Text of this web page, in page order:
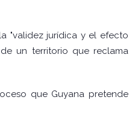
"validez jurídica y el efecto
un territorio que reclama
que Guyana pretende